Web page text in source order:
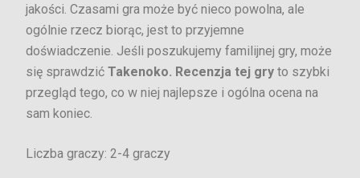
jakości. Czasami gra może być nieco powolna, ale
ogólnie rzecz biorąc, jest to przyjemne
doświadczenie. Jeśli poszukujemy familijnej gry, może
się sprawdzićTakenoko. Recenzja tej gry to szybki
przegląd tego, co w niej najlepsze i ogólna ocena na
sam koniec.
Liczba graczy: 2-4 graczy